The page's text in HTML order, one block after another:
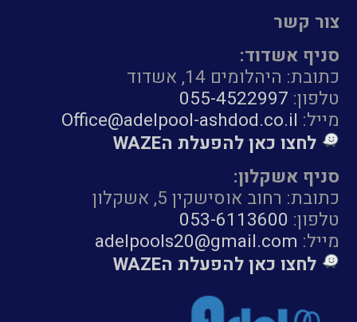
צור קשר
סניף אשדוד:
כתובת: היהלומים 14, אשדוד
טלפון: 055-4522997
מייל: Office@adelpool-ashdod.co.il
לחצו כאן להפעלת הWAZE
סניף אשקלון:
כתובת: רחוב אוסישקין 5, אשקלון
טלפון: 053-6113600
מייל: adelpools20@gmail.com
לחצו כאן להפעלת הWAZE